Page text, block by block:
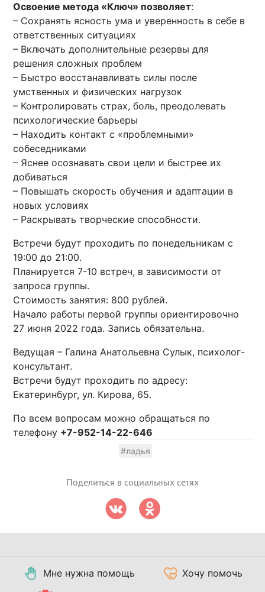
Освоение метода «Ключ» позволяет:
– Сохранять ясность ума и уверенность в себе в
ответственных ситуациях
– Включать дополнительные резервы для
решения сложных проблем
– Быстро восстанавливать силы после
умственных и физических нагрузок
– Контролировать страх, боль, преодолевать
психологические барьеры
– Находить контакт с «проблемными»
собеседниками
– Яснее осознавать свои цели и быстрее их
добиваться
– Повышать скорость обучения и адаптации в
новых условиях
– Раскрывать творческие способности.
Встречи будут проходить по понедельникам с
19:00 до 21:00.
Планируется 7-10 встреч, в зависимости от
запроса группы.
Стоимость занятия: 800 рублей.
Начало работы первой группы ориентировочно
27 июня 2022 года. Запись обязательна.
Ведущая – Галина Анатольевна Сулык, психолог-
консультант.
Встречи будут проходить по адресу:
Екатеринбург, ул. Кирова, 65.
По всем вопросам можно обращаться по
телефону +7-952-14-22-646
#ладья
Поделиться в социальных сетях
Мне нужна помощь Хочу помочь